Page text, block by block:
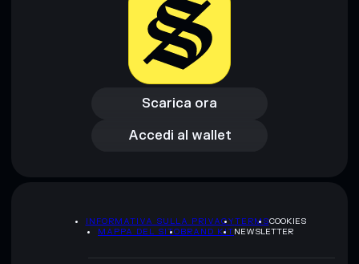
Scarica ora
Scarica ora
Accedi al wallet
Accedi al wallet
INFORMATIVA SULLA PRIVACYTERMSCOOKIES
MAPPA DEL SITOBRAND KITNEWSLETTER